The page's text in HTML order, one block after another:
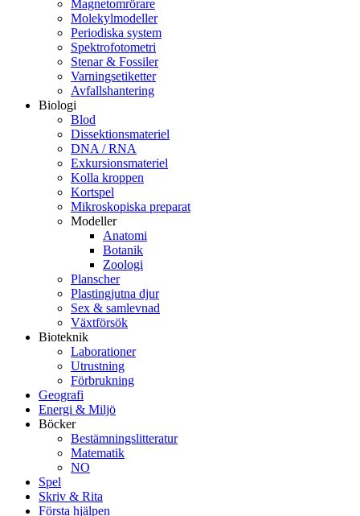
Magnetomrörare
Molekylmodeller
Periodiska system
Spektrofotometri
Stenar & Fossiler
Varningsetiketter
Avfallshantering
Biologi
Blod
Dissektionsmateriel
DNA / RNA
Exkursionsmateriel
Kolla kroppen
Kortspel
Mikroskopiska preparat
Modeller
Anatomi
Botanik
Zoologi
Planscher
Plastingjutna djur
Sex & samlevnad
Växtförsök
Bioteknik
Laborationer
Utrustning
Förbrukning
Geografi
Energi & Miljö
Böcker
Bestämningslitteratur
Matematik
NO
Spel
Skriv & Rita
Första hjälpen